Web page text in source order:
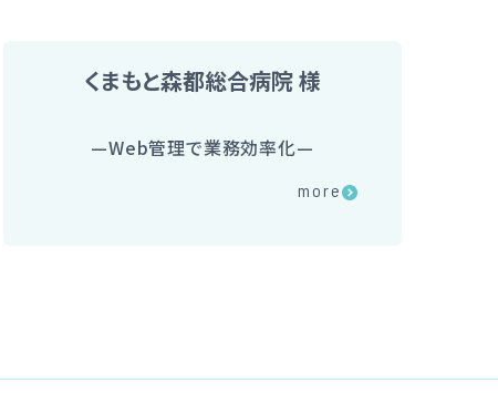
くまもと森都総合病院 様
—Web管理で業務効率化—
メディカル
more